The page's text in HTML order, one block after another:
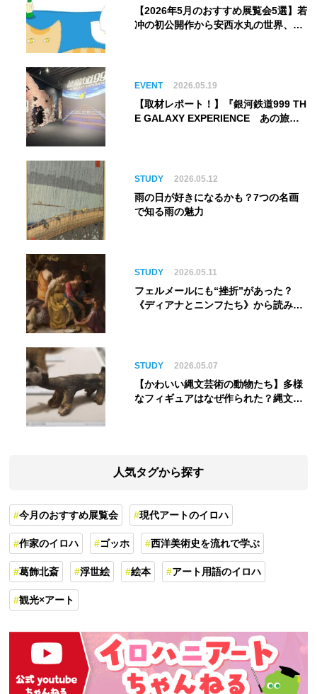
【2026年5月のおすすめ展覧会5選】若
冲の初公開作から安西水丸の世界、そ
EVENT 2026.05.19
【取材レポート！】『銀河鉄道999 TH
E GALAXY EXPERIENCE あの旅
ム】
STUDY 2026.05.12
雨の日が好きになるかも？7つの名画
で知る雨の魅力
STUDY 2026.05.11
フェルメールにも“挫折”があった？
《ディアナとニンフたち》から読み解
STUDY 2026.05.07
【かわいい縄文芸術の動物たち】多様
なフィギュアはなぜ作られた？縄文人
人気タグから探す
今月のおすすめ展覧会 現代アートのイロハ
作家のイロハ ゴッホ 西洋美術史を流れで学ぶ
葛飾北斎 浮世絵 絵本 アート用語のイロハ
観光×アート